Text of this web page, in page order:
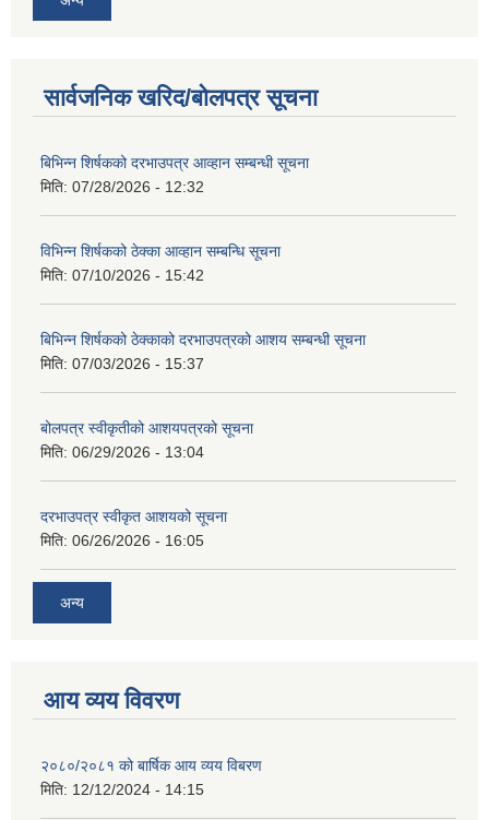
सार्वजनिक खरिद/बोलपत्र सूचना
बिभिन्‍न शिर्षकको दरभाउपत्र आव्हान सम्बन्धी सूचना
मिति: 07/28/2026 - 12:32
विभिन्न शिर्षकको ठेक्का आव्हान सम्बन्धि सूचना
मिति: 07/10/2026 - 15:42
बिभिन्‍न शिर्षकको ठेक्काको दरभाउपत्रको आशय सम्बन्धी सूचना
मिति: 07/03/2026 - 15:37
बोलपत्र स्वीकृतीको आशयपत्रको सूचना
मिति: 06/29/2026 - 13:04
दरभाउपत्र स्वीकृत आशयको सूचना
मिति: 06/26/2026 - 16:05
अन्य
आय व्यय विवरण
२०८०/२०८१ को बार्षिक आय व्यय विबरण
मिति: 12/12/2024 - 14:15